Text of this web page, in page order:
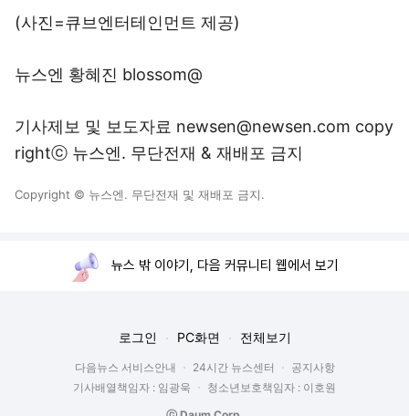
(사진=큐브엔터테인먼트 제공)
뉴스엔 황혜진 blossom@
기사제보 및 보도자료 newsen@newsen.com copy
rightⓒ 뉴스엔. 무단전재 & 재배포 금지
Copyright © 뉴스엔. 무단전재 및 재배포 금지.
뉴스 밖 이야기, 다음 커뮤니티 웹에서 보기
로그인 PC화면 전체보기
다음뉴스 서비스안내 24시간 뉴스센터
공지사항
기사배열책임자 : 임광욱
청소년보호책임자 : 이호원